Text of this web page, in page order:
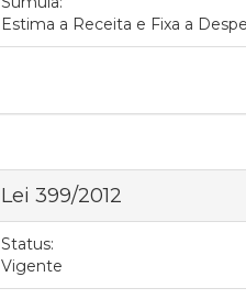
Estima a Receita e Fixa a
Lei 399/2012
Status:
Vigente